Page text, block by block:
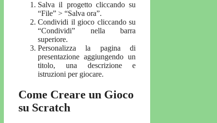
Salva il progetto cliccando su
“File” > “Salva ora”.
Condividi il gioco cliccando su
“Condividi” nella barra
superiore.
Personalizza la pagina di
presentazione aggiungendo un
titolo, una descrizione e
istruzioni per giocare.
Come Creare un Gioco
su Scratch